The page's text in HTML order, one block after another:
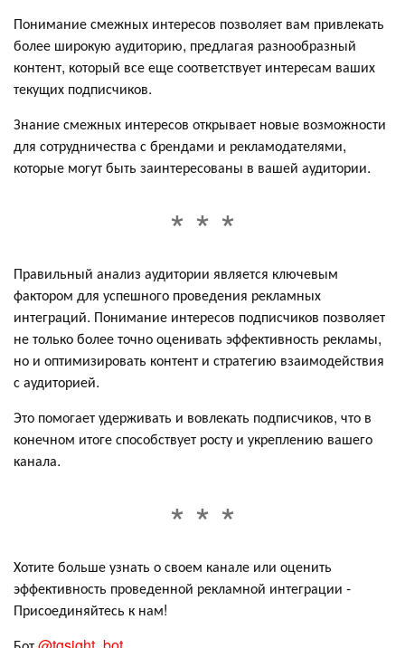
Понимание смежных интересов позволяет вам привлекать
более широкую аудиторию, предлагая разнообразный
контент, который все еще соответствует интересам ваших
текущих подписчиков.
Знание смежных интересов открывает новые возможности
для сотрудничества с брендами и рекламодателями,
которые могут быть заинтересованы в вашей аудитории.
Правильный анализ аудитории является ключевым
фактором для успешного проведения рекламных
интеграций. Понимание интересов подписчиков позволяет
не только более точно оценивать эффективность рекламы,
но и оптимизировать контент и стратегию взаимодействия
с аудиторией.
Это помогает удерживать и вовлекать подписчиков, что в
конечном итоге способствует росту и укреплению вашего
канала.
Хотите больше узнать о своем канале или оценить
эффективность проведенной рекламной интеграции -
Присоединяйтесь к нам!